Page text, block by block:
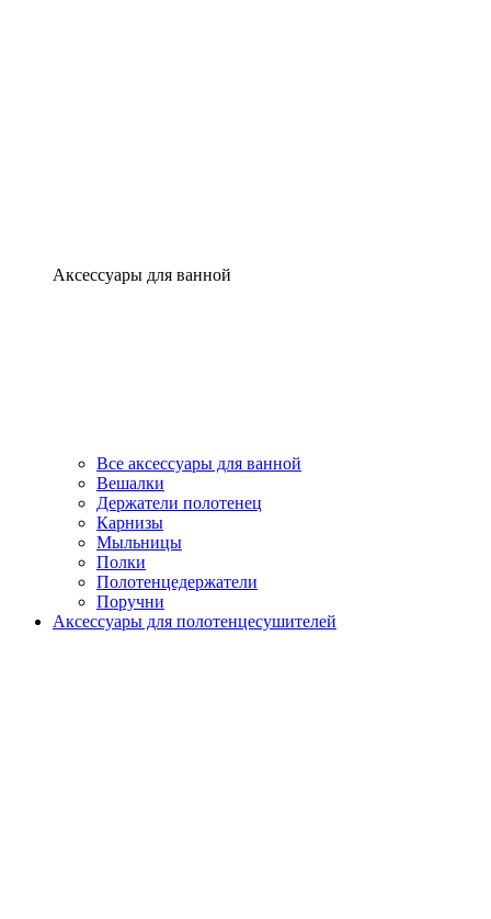
Аксессуары для ванной
Все аксессуары для ванной
Вешалки
Держатели полотенец
Карнизы
Мыльницы
Полки
Полотенцедержатели
Поручни
Аксессуары для полотенцесушителей